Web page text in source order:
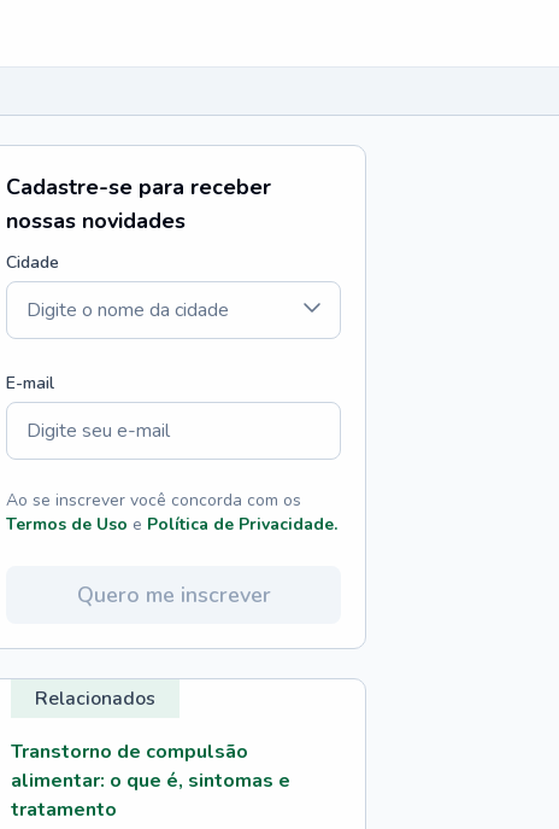
Cadastre-se para receber
nossas novidades
Cidade
E-mail
Ao se inscrever você concorda com os
Termos de Uso e Política de Privacidade.
Quero me inscrever
Relacionados
Transtorno de compulsão
alimentar: o que é, sintomas e
tratamento